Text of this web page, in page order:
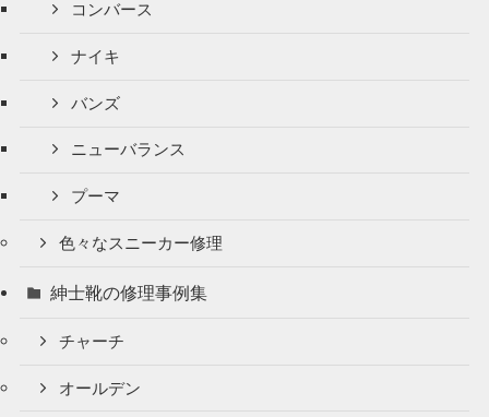
コンバース
ナイキ
バンズ
ニューバランス
プーマ
色々なスニーカー修理
紳士靴の修理事例集
チャーチ
オールデン